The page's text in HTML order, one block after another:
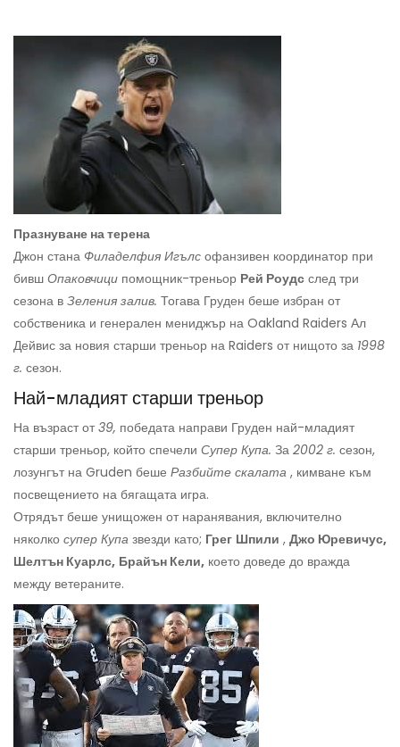
Празнуване на терена
Джон стана Филаделфия Игълс офанзивен координатор при
бивш Опаковчици помощник-треньор Рей Роудс след три
сезона в Зеления залив. Тогава Груден беше избран от
собственика и генерален мениджър на Oakland Raiders Ал
Дейвис за новия старши треньор на Raiders от нищото за 1998
г. сезон.
Най-младият старши треньор
На възраст от39, победата направи Груден най-младият
старши треньор, който спечели Супер Купа. За 2002 г. сезон,
лозунгът на Gruden беше Разбийте скалата , кимване към
посвещението на бягащата игра.
Отрядът беше унищожен от наранявания, включително
няколко супер Купа звезди като; Грег Шпили , Джо Юревичус,
Шелтън Куарлс, Брайън Кели, което доведе до вражда
между ветераните.